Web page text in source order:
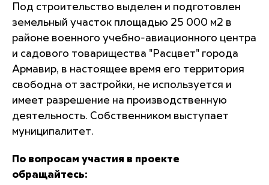
Под строительство выделен и подготовлен
земельный участок площадью 25 000 м2 в
районе военного учебно-авиационного центра
и садового товарищества "Расцвет" города
Армавир, в настоящее время его территория
свободна от застройки, не используется и
имеет разрешение на производственную
деятельность. Собственником выступает
муниципалитет.
По вопросам участия в проекте
обращайтесь: